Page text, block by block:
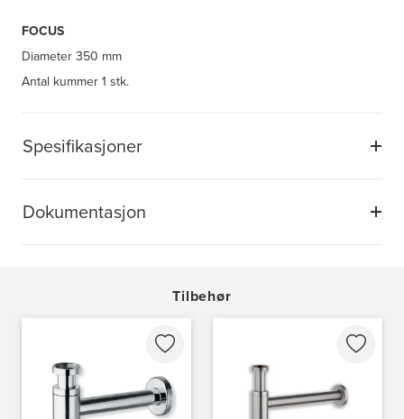
Spesifikasjoner
Dokumentasjon
FOCUS
Diameter 350 mm
Antal kummer 1 stk.
Tilbehør